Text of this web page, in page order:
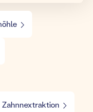
Zahnnextraktion